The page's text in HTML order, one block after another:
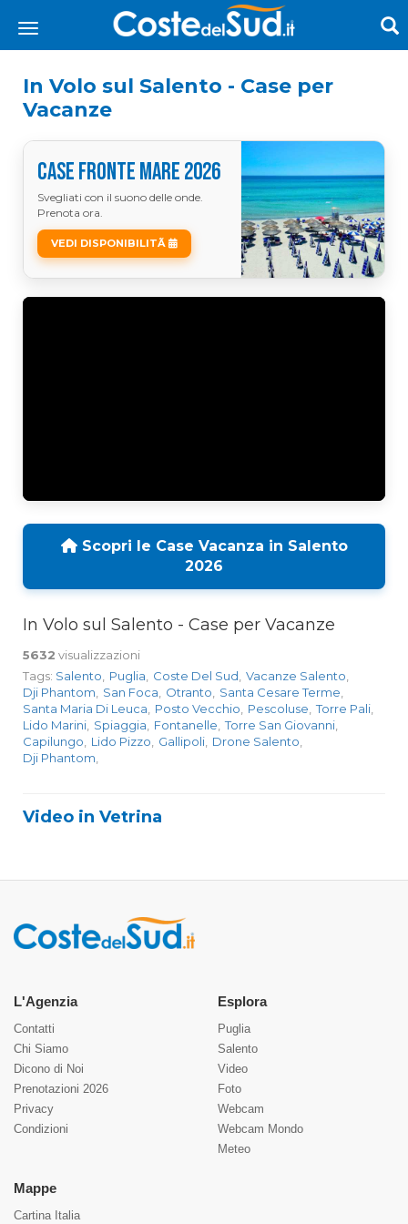
In Volo sul Salento - Case per
Vacanze
CASE FRONTE MARE 2026
Svegliati con il suono delle onde.
Prenota ora.
VEDI DISPONIBILITÃ
Scopri le Case Vacanza in Salento
2026
In Volo sul Salento - Case per Vacanze
5632 visualizzazioni
Tags: Salento Puglia Coste Del Sud Vacanze Salento
Dji Phantom
San Foca Otranto Santa Cesare Terme
Santa Maria Di Leuca
Posto Vecchio Pescoluse Torre Pali
Lido Marini Spiaggia Fontanelle Torre San Giovanni
Capilungo
Lido Pizzo Gallipoli Drone Salento
Dji Phantom
Video in Vetrina
L'Agenzia
Contatti
Chi Siamo
Dicono di Noi
Prenotazioni 2026
Privacy
Condizioni
Esplora
Puglia
Salento
Video
Foto
Webcam
Webcam Mondo
Meteo
Mappe
Cartina Italia